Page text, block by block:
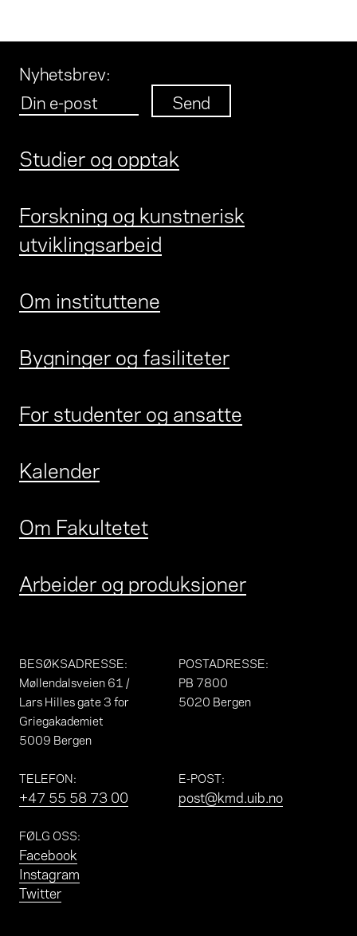
BESØKSADRESSE:
Møllendalsveien 61 /
Lars Hilles gate 3 for
Griegakademiet
5009 Bergen
POSTADRESSE:
PB 7800
5020 Bergen
TELEFON:
+47 55 58 73 00
E-POST:
post@kmd.uib.no
FØLG OSS:
Facebook
Instagram
Twitter
Nyhetsbrev:
Studier og opptak
Forskning og kunstnerisk
utviklingsarbeid
Om instituttene
Bygninger og fasiliteter
For studenter og ansatte
Kalender
Om Fakultetet
Arbeider og produksjoner